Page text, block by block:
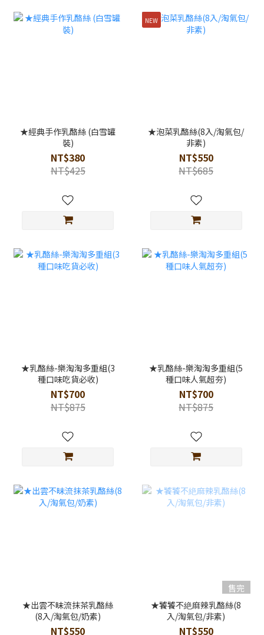
★經典手作乳酪絲 (白雪罐
裝)
NT$380
NT$425
NEW
★泡菜乳酪絲(8入/淘氣包/
非素)
NT$550
NT$685
★乳酪絲-樂淘淘多重組(3
種口味吃貨必收)
NT$700
NT$875
★乳酪絲-樂淘淘多重組(5
種口味人氣超夯)
NT$700
NT$875
★出雲不昧流抹茶乳酪絲
(8入/淘氣包/奶素)
NT$550
售完
★饕饕不絶麻辣乳酪絲(8
入/淘氣包/非素)
NT$550